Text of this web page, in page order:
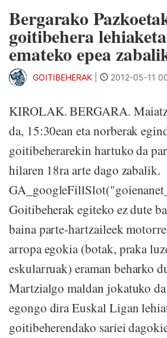
Bergarako
goitibehera
emateko epea
GOITIBEHERAK 2012-05-11
KIROLAK. BERGARA.
da, 15:30ean eta norberak
goitibeherarekin hartuko da
hilaren 18ra arte dago zabalik.
Goitibeherak egiteko ez dute
baina parte-hartzaileek
arropa egokia (botak, praka
eskularruak) eraman beharko
Martzialgo maldan jokatuko
egongo dira Euskal Ligan
goitibeherendako sariei